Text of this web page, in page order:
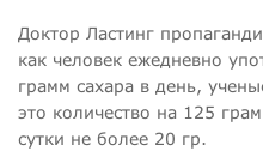
Доктор Ластинг
как человек ежедневно
грамм сахара в день,
это количество на 125
сутки не более 20 гр.